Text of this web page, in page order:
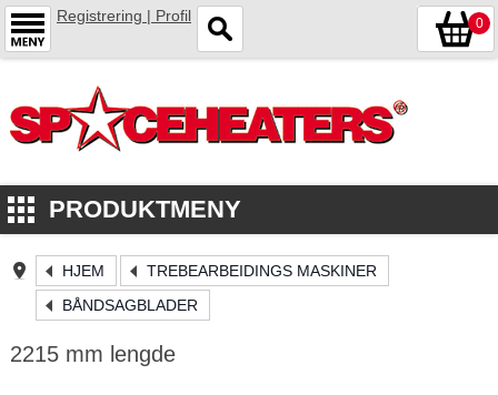
Registrering | Profil 0
PRODUKTMENY
HJEM
TREBEARBEIDINGS MASKINER
BÅNDSAGBLADER
2215 mm lengde